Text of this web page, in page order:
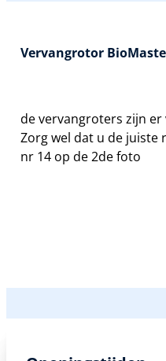
Vervangrotor
de vervangroters zijn
Zorg wel dat u de juiste
nr 14 op de 2de foto